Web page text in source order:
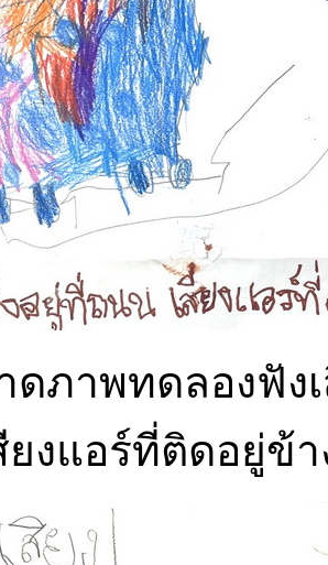
ดภาพทดลองฟัง
งแอร์ที่ติดอยู่ข้า